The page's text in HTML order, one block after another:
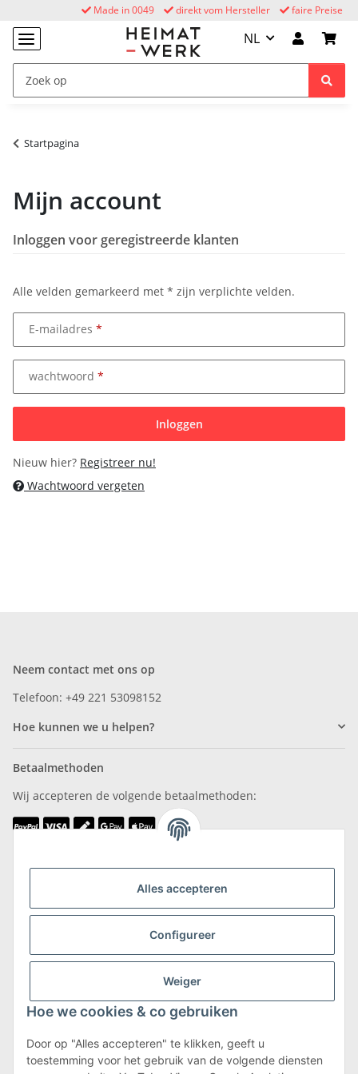
faire Preise
direkt vom Hersteller
Made in 0049
Alles accepteren
Configureer
Weiger
Hoe we cookies & co gebruiken
Door op "Alles accepteren" te klikken, geeft u
toestemming voor het gebruik van de volgende diensten
NL
Startpagina
Mijn account
Inloggen voor geregistreerde klanten
Alle velden gemarkeerd met * zijn verplichte velden.
E-mailadres
wachtwoord
Inloggen
Nieuw hier? Registreer nu!
Wachtwoord vergeten
Neem contact met ons op
Telefoon: +49 221 53098152
Hoe kunnen we u helpen?
Betaalmethoden
Wij accepteren de volgende betaalmethoden:
Meer informatie over verzending en retourneren